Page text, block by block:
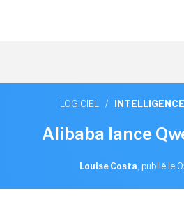
LOGICIEL /
Alibaba lance
Louise Costa, publié le